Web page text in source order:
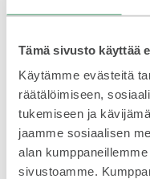
Tämä sivusto käyttää
Käytämme evästeitä
räätälöimiseen,
tukemiseen ja
jaamme sosiaalisen
alan
sivustoamme.